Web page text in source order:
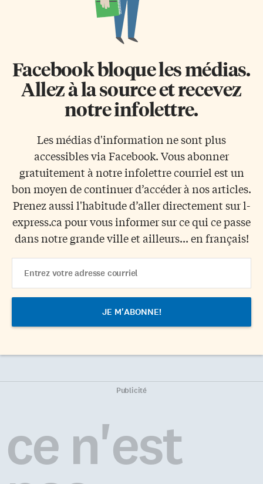
Facebook bloque les médias.
Allez à la source et recevez
notre infolettre.
Les médias d'information ne sont plus
accessibles via Facebook. Vous abonner
gratuitement à notre infolettre courriel est un
bon moyen de continuer d’accéder à nos articles.
Prenez aussi l'habitude d’aller directement sur l-
express.ca pour vous informer sur ce qui ce passe
dans notre grande ville et ailleurs... en français!
Address
Publicité
ce n'est